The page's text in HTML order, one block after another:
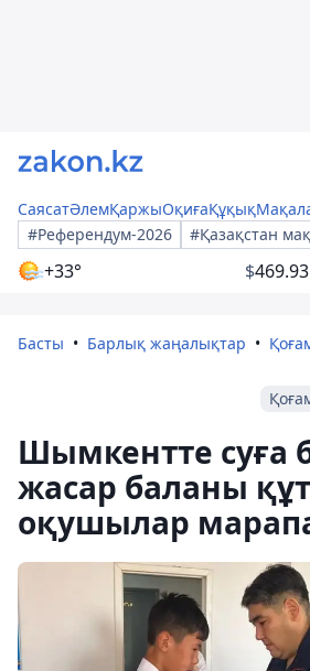
СаясатӘлемҚаржыОқиғаҚұқық
#Референдум-2026
#Қазақстан
+33° $469.93
Басты Барлық жаңалықтар
Шымкентте суға
жасар баланы
оқушылар